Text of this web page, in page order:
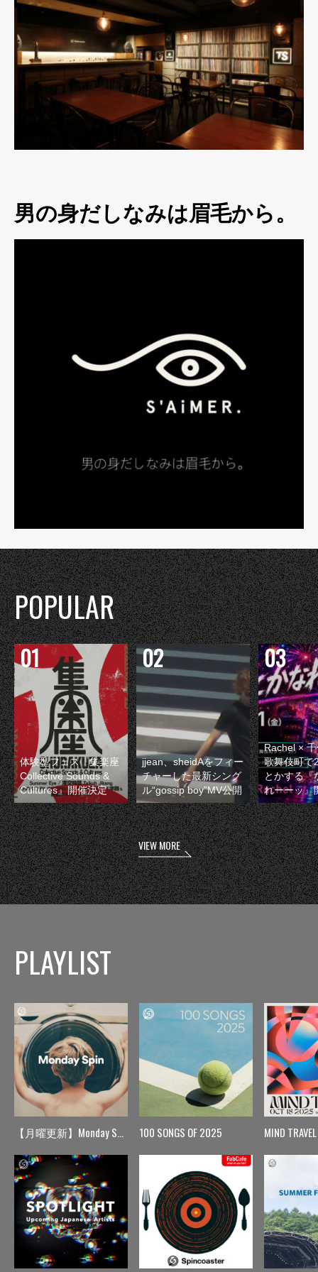
男の身だしなみは眉毛から。
POPULAR
体験型フェス『集楽座
Collective Sounds &
Cultures』開催決定
jjean、sheidAをフィー
チャーした最新シング
ル“gossip boy”MV公開
Rachel ×
歌舞伎町で
とかする『
れーーッ』
VIEW MORE
PLAYLIST
【月曜更新】Monday Spin 100 SONGS OF 2025 MIND TRAVEL